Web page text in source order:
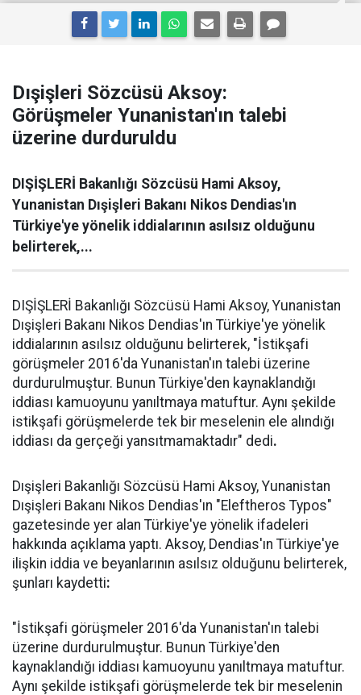
Dışişleri Sözcüsü Aksoy:
Görüşmeler Yunanistan'ın talebi
üzerine durduruldu
DIŞİŞLERİ Bakanlığı Sözcüsü Hami Aksoy,
Yunanistan Dışişleri Bakanı Nikos Dendias'ın
Türkiye'ye yönelik iddialarının asılsız olduğunu
belirterek,...
DIŞİŞLERİ Bakanlığı Sözcüsü Hami Aksoy, Yunanistan
Dışişleri Bakanı Nikos Dendias'ın Türkiye'ye yönelik
iddialarının asılsız olduğunu belirterek, "İstikşafi
görüşmeler 2016'da Yunanistan'ın talebi üzerine
durdurulmuştur. Bunun Türkiye'den kaynaklandığı
iddiası kamuoyunu yanıltmaya matuftur. Aynı şekilde
istikşafi görüşmelerde tek bir meselenin ele alındığı
iddiası da gerçeği yansıtmamaktadır" dedi.
Dışişleri Bakanlığı Sözcüsü Hami Aksoy, Yunanistan
Dışişleri Bakanı Nikos Dendias'ın "Eleftheros Typos"
gazetesinde yer alan Türkiye'ye yönelik ifadeleri
hakkında açıklama yaptı. Aksoy, Dendias'ın Türkiye'ye
ilişkin iddia ve beyanlarının asılsız olduğunu belirterek,
şunları kaydetti:
"İstikşafi görüşmeler 2016'da Yunanistan'ın talebi
üzerine durdurulmuştur. Bunun Türkiye'den
kaynaklandığı iddiası kamuoyunu yanıltmaya matuftur.
Aynı şekilde istikşafi görüşmelerde tek bir meselenin